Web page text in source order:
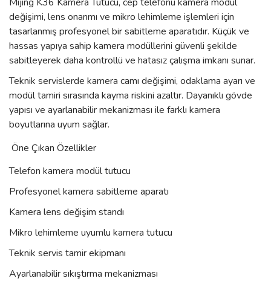
değişimi, lens onarımı ve mikro lehimleme işlemleri için
tasarlanmış profesyonel bir sabitleme aparatıdır. Küçük ve
hassas yapıya sahip kamera modüllerini güvenli şekilde
sabitleyerek daha kontrollü ve hatasız çalışma imkanı sunar.
Teknik servislerde kamera camı değişimi, odaklama ayarı ve
modül tamiri sırasında kayma riskini azaltır. Dayanıklı gövde
yapısı ve ayarlanabilir mekanizması ile farklı kamera
boyutlarına uyum sağlar.
Öne Çıkan Özellikler
Telefon kamera modül tutucu
Profesyonel kamera sabitleme aparatı
Kamera lens değişim standı
Mikro lehimleme uyumlu kamera tutucu
Teknik servis tamir ekipmanı
Ayarlanabilir sıkıştırma mekanizması